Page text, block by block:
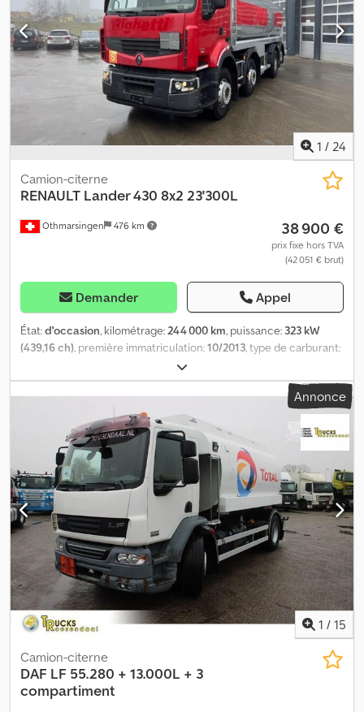
1 / 24
Othmarsingen 476 km
Camion-citerne
RENAULT Lander 430 8x2 23'300L
38 900 €
prix fixe hors TVA
(42 051 € brut)
Demander Appel
État:d'occasion, kilométrage:244 000 km, puissance: 323 kW
(439,16 ch), première immatriculation:10/2013, type de carburant:
, freins:
automatique, classe d'émission:Euro 5, Équipement:filtre à
particules, - Retarder - Climatisation - Citerne Schwarzmüller 23
300L, 2 compartiments - Attelage Suspension : lames-air Cedpfx
Asyakfijbneha
Annonce
1 / 15
Camion-citerne
DAF LF 55.280 + 13.000L + 3
compartiment